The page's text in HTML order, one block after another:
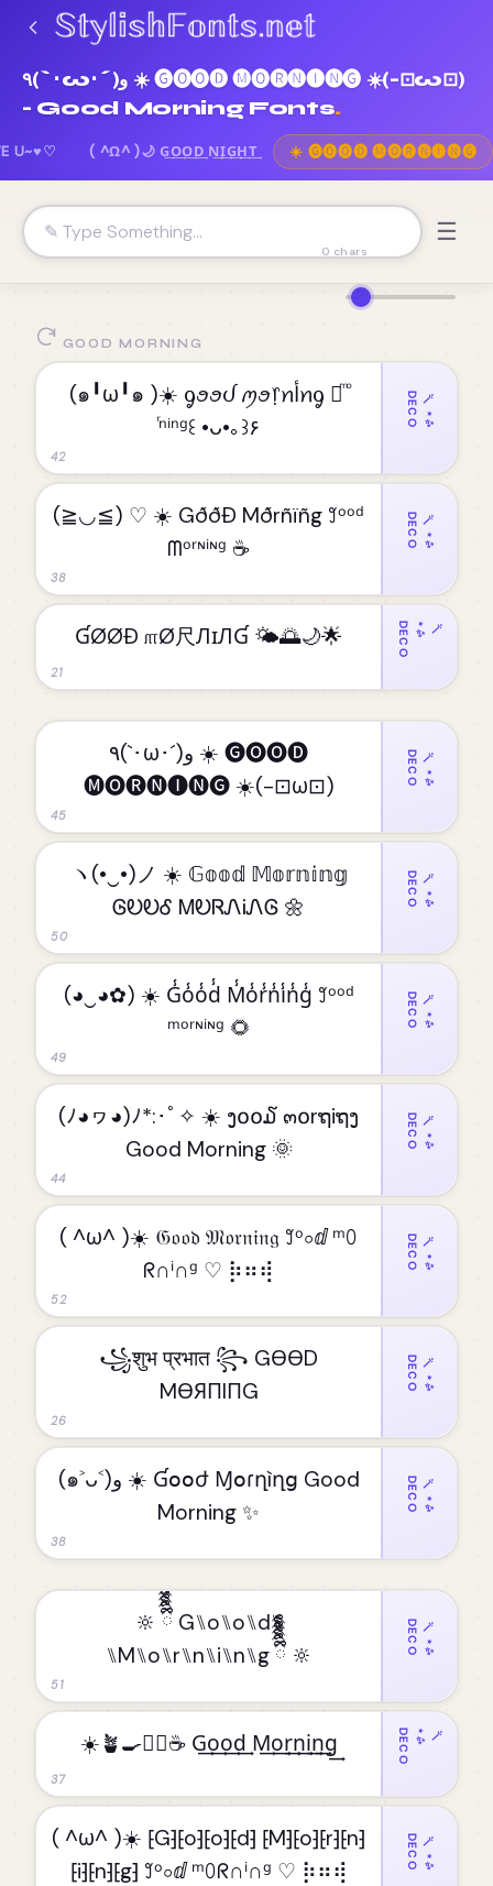
٩(`･ω･´)و ☀️ 🅖🅞🅞🅓 🅜🅞🅡🅝🅘🅝🅖 ☀️(-⊡ω⊡)
- Good Morning Fonts
U~♥♡ ( ^Ω^ )🌙 G͢O͢O͢D͢ N͢I͢G͢H͢T͢ ☀️ 🅖🅞🅞🅓 🅜🅞🅡🅝🅘🅝🅖
0 chars
☰
GOOD MORNING
42
(๑╹ω╹๑ )☀️ ᧁꪮꪮᦔ ꪑꪮ᥅ꪀﺃꪀᧁ ♡ͫ ͦ
ͬⁿⁱⁿᵍ꒰ •ᴗ•｡꒱۶
🪄⋆✨
DECO
38
(≧◡≦) ♡ ☀️ GððÐ Mðrñïñg ꒸ᵒᵒᵈ
ᗰᵒʳᶰⁱᶰᵍ ☕
🪄⋆✨
DECO
21
ƓØØÐ ௱Ø尺ЛɪЛƓ 🌤🌅🌙🌟 🪄⋆
✨
DECO
45
٩(`･ω･´)و ☀️ 🅖🅞🅞🅓
🅜🅞🅡🅝🅘🅝🅖 ☀️(-⊡ω⊡)
🪄⋆✨
DECO
50
ヽ(•‿•)ノ ☀️ 𝔾𝕠𝕠𝕕 𝕄𝕠𝕣𝕟𝕚𝕟𝕘
ᎶᎧᎧᎴ ᎷᎧᏒᏁᎥᏁᎶ 🌼
🪄⋆✨
DECO
49
(◕‿◕✿) ☀️ G̾o̾o̾d̾ M̾o̾r̾n̾i̾n̾g̾ ꒸ᵒᵒᵈ
ᵐᵒʳᶰⁱᶰᵍ 🌻
🪄⋆✨
DECO
44
(ﾉ◕ヮ◕)ﾉ*:･ﾟ✧ ☀️ ງ໐໐໓ ๓໐rຖiຖງ
Good Morning 🌞
🪄⋆✨
DECO
52
( ^ω^ )☀️ 𝔊𝔬𝔬𝔡 𝔐𝔬𝔯𝔫𝔦𝔫𝔤 ꒸ᵒ০ⅆ ᵐꄲ
ᖇ∩ⁱ∩ᵍ ♡ ⡷⠶⢾
🪄⋆✨
DECO
26
꧁शुभ प्रभात ꧂ GӨӨD
MӨЯПIПG
🪄⋆✨
DECO
38
(๑˃ᴗ˂)ﻭ ☀️ Ɠօօժ Ɱօɾղìղց Good
Morning ✨
🪄⋆✨
DECO
51
🔆 ྀིྀིྀིྀིྀི G⑊o⑊o⑊d⑊
⑊M⑊o⑊r⑊n⑊i⑊n⑊g ྀིྀིྀིྀིྀི 🔆
🪄⋆✨
DECO
37
☀️🪴🍳🧘‍♀️☕️ G͢o͢o͢d͢ M͢o͢r͢n͢i͢n͢g͢ 🪄⋆
✨
DECO
( ^ω^ )☀️ ⁅G⁆⁅o⁆⁅o⁆⁅d⁆ ⁅M⁆⁅o⁆⁅r⁆⁅n⁆
⁅i⁆⁅n⁆⁅g⁆ ꒸ᵒ০ⅆ ᵐꄲᖇ∩ⁱ∩ᵍ ♡ ⡷⠶⢾
🪄⋆✨
DECO